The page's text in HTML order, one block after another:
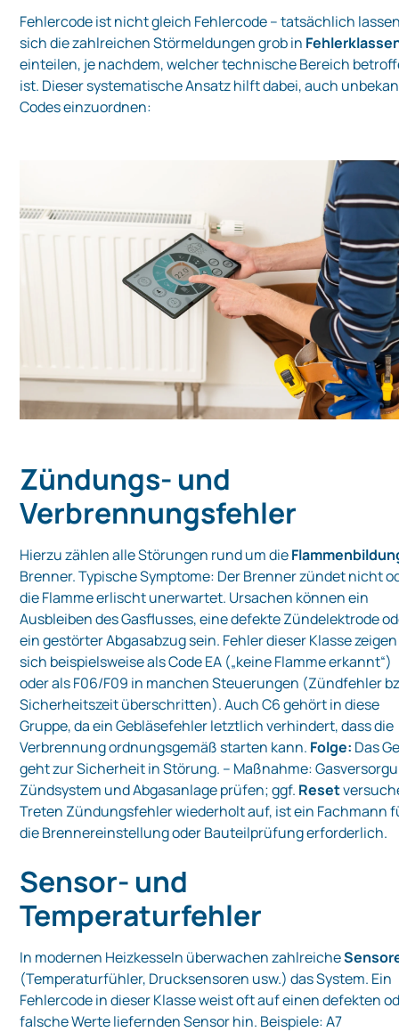
Fehlercode ist nicht gleich Fehlercode – tatsächlich
sich die zahlreichen Störmeldungen grob in
einteilen, je nachdem, welcher technische Bereich
ist. Dieser systematische Ansatz hilft dabei, auch
Codes einzuordnen:
Zündungs- und
Verbrennungsfehler
Hierzu zählen alle Störungen rund um die
Brenner. Typische Symptome: Der Brenner zündet nicht
die Flamme erlischt unerwartet. Ursachen können ein
Ausbleiben des Gasflusses, eine defekte Zündelektrode
ein gestörter Abgasabzug sein. Fehler dieser Klasse zeigen
sich beispielsweise als Code EA („keine Flamme erkannt“)
oder als F06/F09 in manchen Steuerungen (Zündfehler
Sicherheitszeit überschritten). Auch C6 gehört in diese
Gruppe, da ein Gebläsefehler letztlich verhindert, dass die
Verbrennung ordnungsgemäß starten kann. Folge: Das
geht zur Sicherheit in Störung. – Maßnahme:
Zündsystem und Abgasanlage prüfen; ggf. Reset
Treten Zündungsfehler wiederholt auf, ist ein Fachmann
die Brennereinstellung oder Bauteilprüfung erforderlich.
Sensor- und
Temperaturfehler
In modernen Heizkesseln überwachen zahlreiche
(Temperaturfühler, Drucksensoren usw.) das System. Ein
Fehlercode in dieser Klasse weist oft auf einen defekten
falsche Werte liefernden Sensor hin. Beispiele: A7